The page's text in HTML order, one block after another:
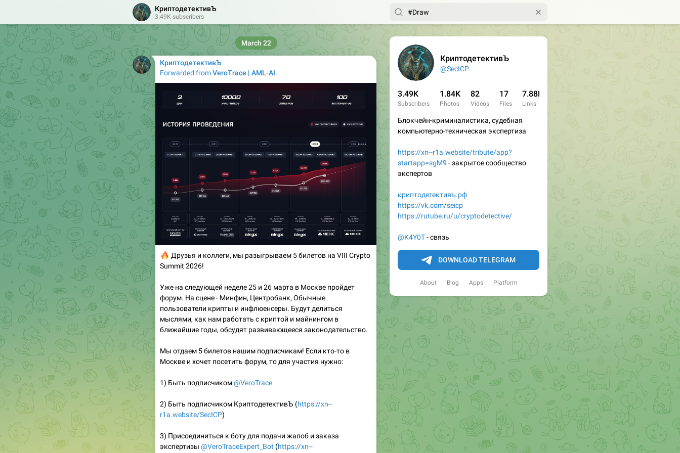
КриптодетективЪ
@SecICP
3.49K
Subscribers
1.84K
Photos
82
Videos
17
Files
7.88K
Links
Блокчейн-криминалистика, судебная
компьютерно-техническая экспертиза
https://xn--r1a.website/tribute/app?
startapp=sgM9 - закрытое сообщество
экспертов
криптодетективъ.рф
https://vk.com/seicp
https://rutube.ru/u/cryptodetective/
@K4Y0T- связь
DOWNLOAD TELEGRAM
About Blog Apps Platform
КриптодетективЪ
3.49K subscribers
КриптодетективЪ
Forwarded fromVeroTrace | AML-AI
🔥Друзья и коллеги, мы разыгрываем 5 билетов на VIII Crypto
Summit 2026!
Уже на следующей неделе 25 и 26 марта в Москве пройдет
форум. На сцене - Минфин, Центробанк, Обычные
пользователи крипты и инфлюенсеры. Будут делиться
мыслями, как нам работать с криптой и майнингом в
ближайшие годы, обсудят развивающееся законодательство.
Мы отдаем 5 билетов нашим подписчикам! Если кто-то в
Москве и хочет посетить форум, то для участия нужно:
1) Быть подписчиком@VeroTrace
2) Быть подписчиком КриптодетективЪ (https://xn--
r1a.website/SecICP)
3) Присоединиться к боту для подачи жалоб и заказа
экспертизы @VeroTraceExpert_Bot (https://xn--
March 22